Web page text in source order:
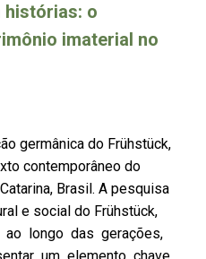
histórias: o
imaterial no
germânica do Frühstück,
contemporâneo do
Brasil. A pesquisa
e social do Frühstück,
longo das gerações,